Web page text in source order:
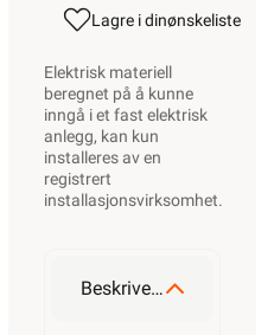
Lagre i dinønskeliste
Elektrisk materiell
beregnet på å kunne
inngå i et fast elektrisk
anlegg, kan kun
installeres av en
registrert
installasjonsvirksomhet.
Beskrivelse